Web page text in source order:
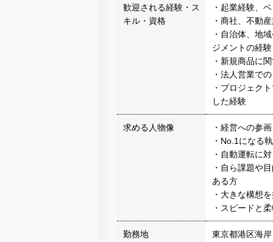
歓迎される経験・ス
キル・資格
・起業経験、
・商社、不動
・自治体、地
ジメントの経験
・新規商品に
・法人営業で
・プロジェク
した経験
求める人物像
・経営への参
・No.1になる
・自動運転に
・自ら課題や
ある方
・大きな構想
・スピードと
勤務地
東京都港区海岸